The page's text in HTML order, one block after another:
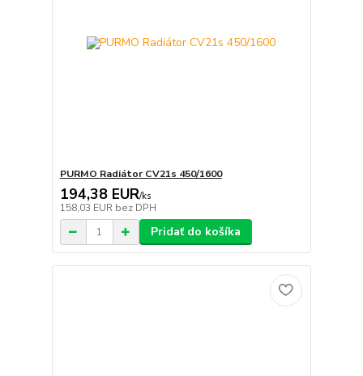
PURMO Radiátor CV21s 450/1600
194,38 EUR/ks
158,03 EUR bez DPH
Pridať do košíka